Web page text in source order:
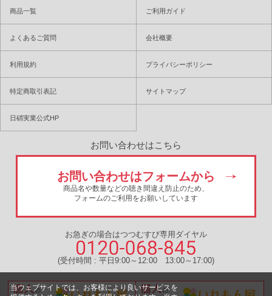
商品一覧 ご利用ガイド
よくあるご質問 会社概要
利用規約 プライバシーポリシー
特定商取引表記 サイトマップ
日硝実業公式HP
お問い合わせはこちら
お問い合わせはフォームから
商品名や数量などの聴き間違え防止のため、
フォームのご利用をお願いしています
お急ぎの場合はつつむすび専用ダイヤル
(受付時間 : 平日9:00～12:00 13:00～17:00)
当ウェブサイトでは、お客様により良いサービスを